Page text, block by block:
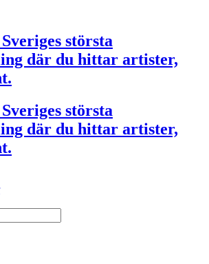
största
där du hittar artister,
största
där du hittar artister,